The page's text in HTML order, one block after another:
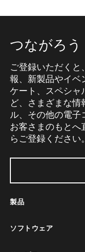
つながろう
ご登録いただく
報、新製品やイベ
ケート、スペシャ
ど、さまざまな
ル、その他の電子
お客さまのもとへ
らご登録ください。
製品
ソフトウェア